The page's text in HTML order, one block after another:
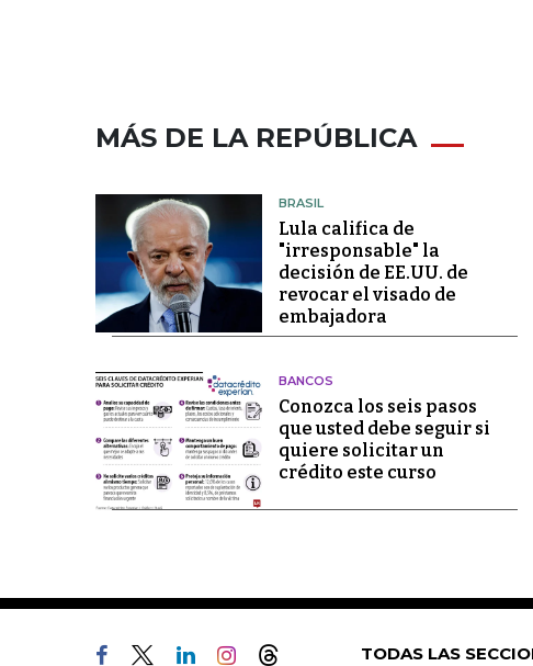
MÁS DE LA REPÚBLICA
BRASIL
Lula califica de
"irresponsable" la
decisión de EE.UU. de
revocar el visado de
embajadora
BANCOS
Conozca los seis pasos
que usted debe seguir si
quiere solicitar un
crédito este curso
TODAS LAS